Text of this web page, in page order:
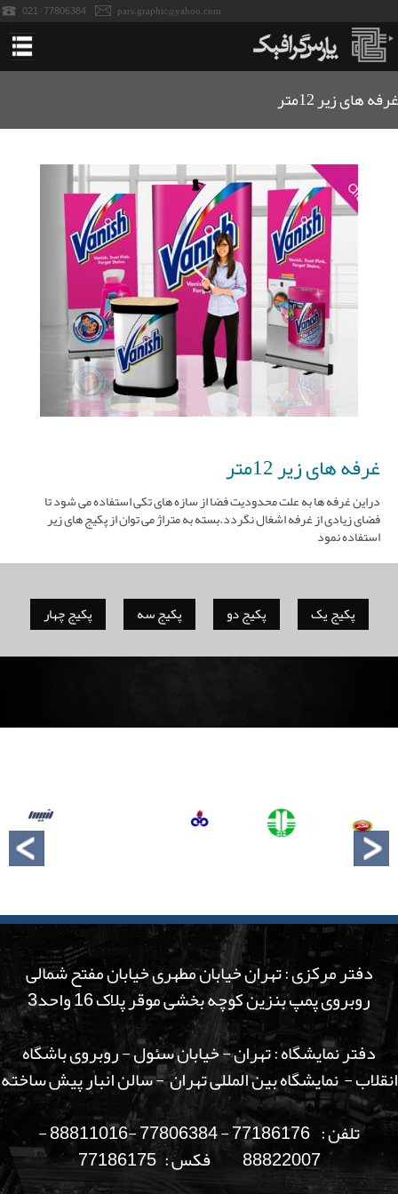
021-77806384 pars.graphic@yahoo.com
خانه
پاپ آپ نمایشگاه
پانل نمایشگاه
میز کانتر نمایشگاه
میزکانتر تاجدار-سمپلینگ
رول آپ نمایشگاه
جاکاتالوگی-استند کاتالوگ نمایشگاه
استند تبلیغاتی
لایت باکس
سایر محصولات
غرفه سازی نمایشکاه
غرفه های زیر 12متر
غرفه های زیر 12متر
دراین غرفه ها به علت محدودیت فضا از سازه های تکی استفاده می شود تا
فضای زیادی از غرفه اشغال نگردد.بسته به متراژ می توان از پکیج های زیر
استفاده نمود
پکیج یک پکیج دو پکیج سه پکیج چهار
دفتر مرکزی : تهران خیابان مطهری خیابان مفتح شمالی
روبروی پمپ بنزین کوچه بخشی موقر پلاک 16 واحد3
دفتر نمایشگاه : تهران - خیابان سئول - روبروی باشگاه
انقلاب - نمایشگاه بین المللی تهران - سالن انبار پیش ساخته
تلفن : 77186176 - 77806384 -88811016 -
88822007 فکس : 77186175